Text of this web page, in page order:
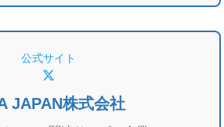
公式サイト
JAPAN株式会社